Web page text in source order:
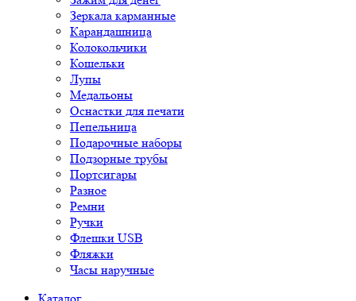
Зеркала карманные
Карандашница
Колокольчики
Кошельки
Лупы
Медальоны
Оснастки для печати
Пепельница
Подарочные наборы
Подзорные трубы
Портсигары
Разное
Ремни
Ручки
Флешки USB
Фляжки
Часы наручные